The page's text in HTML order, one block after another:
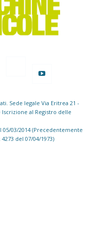
Sede legale Via Eritrea 21 -
Iscrizione al Registro delle
03/2014 (Precedentemente
del 07/04/1973)